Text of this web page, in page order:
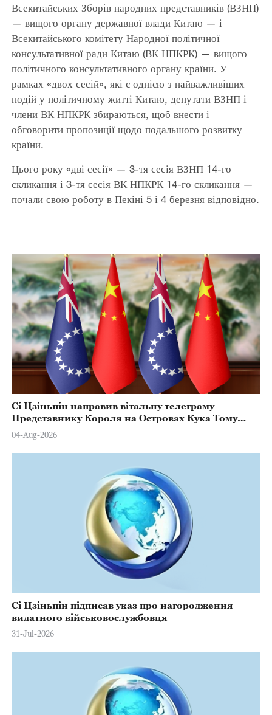
Всекитайських Зборів народних представників (ВЗНП)
— вищого органу державної влади Китаю — і
Всекитайського комітету Народної політичної
консультативної ради Китаю (ВК НПКРК) — вищого
політичного консультативного органу країни. У
рамках «двох сесій», які є однією з найважливіших
подій у політичному житті Китаю, депутати ВЗНП і
члени ВК НПКРК збираються, щоб внести і
обговорити пропозиції щодо подальшого розвитку
країни.
Цього року «дві сесії» — 3-тя сесія ВЗНП 14-го
скликання і 3-тя сесія ВК НПКРК 14-го скликання —
почали свою роботу в Пекіні 5 і 4 березня відповідно.
Сі Цзіньпін направив вітальну телеграму
Представнику Короля на Островах Кука Тому
Марстерсу з нагоди Дня Конституції
04-Aug-2026
Сі Цзіньпін підписав указ про нагородження
видатного військовослужбовця
31-Jul-2026